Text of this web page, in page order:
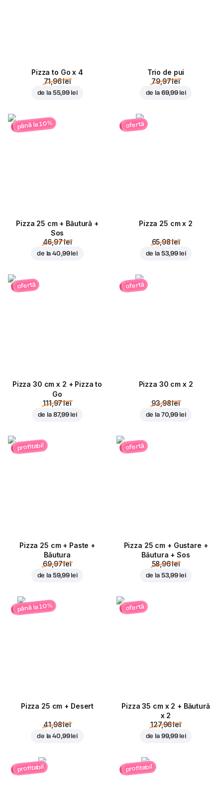
Pizza to Go x 4
71,96 lei
de la 55,99 lei
Trio de pui
79,97 lei
de la 69,99 lei
până la 10%
Pizza 25 cm + Băutură +
Sos
46,97 lei
de la40,99 lei
ofertă
Pizza 25 cm x 2
65,98 lei
de la 53,99 lei
ofertă
Pizza 30 cm x 2 + Pizza to
Go
111,97 lei
de la 87,99 lei
ofertă
Pizza 30 cm x 2
93,98 lei
de la 70,99 lei
profitabil
Pizza 25 cm + Paste +
Băutura
69,97 lei
de la 59,99 lei
ofertă
Pizza 25 cm + Gustare +
Băutura + Sos
58,96 lei
de la 53,99 lei
până la 10%
Pizza 25 cm + Desert
41,98 lei
de la40,99 lei
ofertă
Pizza 35 cm x 2 + Băutură
x 2
127,96 lei
de la 99,99 lei
profitabil profitabil